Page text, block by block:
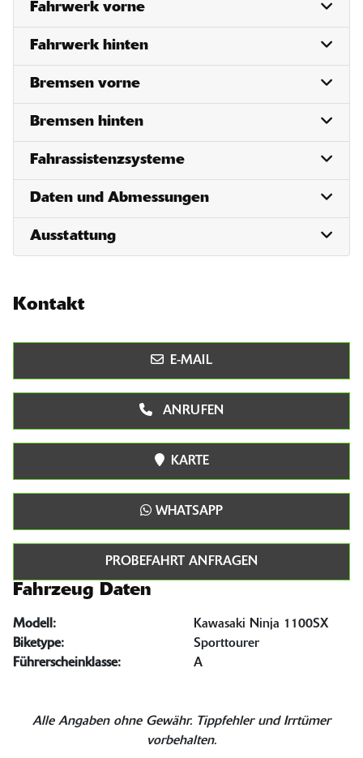
Fahrwerk vorne
Fahrwerk hinten
Bremsen vorne
Bremsen hinten
Fahrassistenzsysteme
Daten und Abmessungen
Ausstattung
Kontakt
E-MAIL
ANRUFEN
KARTE
WHATSAPP
PROBEFAHRT ANFRAGEN
Fahrzeug Daten
Modell:
Kawasaki Ninja 1100SX
Biketype:
Sporttourer
Führerscheinklasse:
A
Alle Angaben ohne Gewähr. Tippfehler und Irrtümer
vorbehalten.